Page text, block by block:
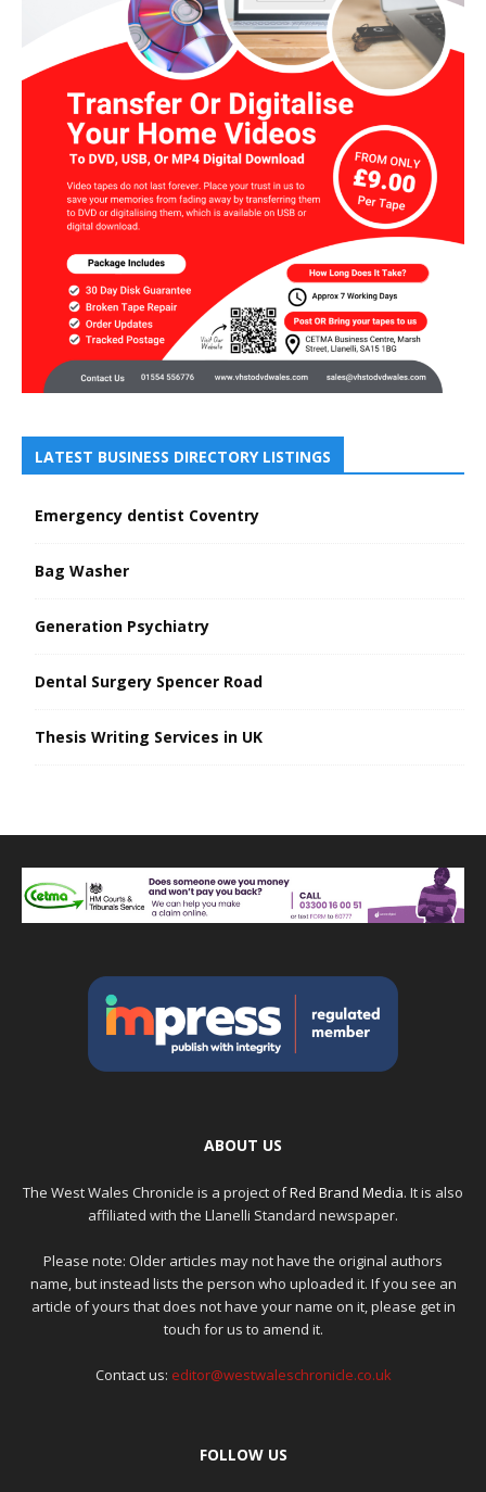
LATEST BUSINESS DIRECTORY LISTINGS
Emergency dentist Coventry
Bag Washer
Generation Psychiatry
Dental Surgery Spencer Road
Thesis Writing Services in UK
ABOUT US
The West Wales Chronicle is a project ofRed Brand Media. It is also
affiliated with the Llanelli Standard newspaper.
Please note: Older articles may not have the original authors
name, but instead lists the person who uploaded it. If you see an
article of yours that does not have your name on it, please get in
touch for us to amend it.
Contact us: editor@westwaleschronicle.co.uk
FOLLOW US